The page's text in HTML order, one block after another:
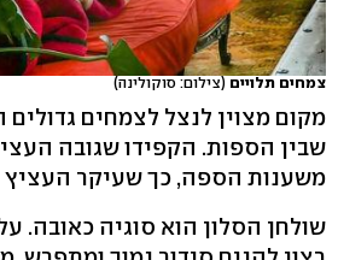
צמחים תלויים(צילום: סוקולינה)
מקום מצוין לנצל לצמחים
שבין הספות. הקפידו שגובה
משענות הספה, כך שעיקר העציץ
שולחן הסלון הוא סוגיה כאובה.